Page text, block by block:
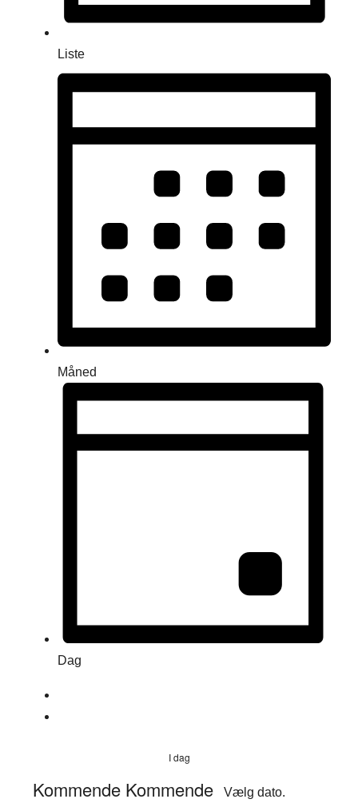
Liste
Måned
Dag
I dag
Kommende Kommende Vælg dato.